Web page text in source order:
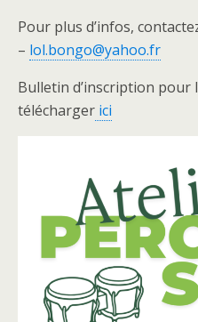
Pour plus d’infos,
– lol.bongo@yahoo.fr
Bulletin d’inscription pour
télécharger ici